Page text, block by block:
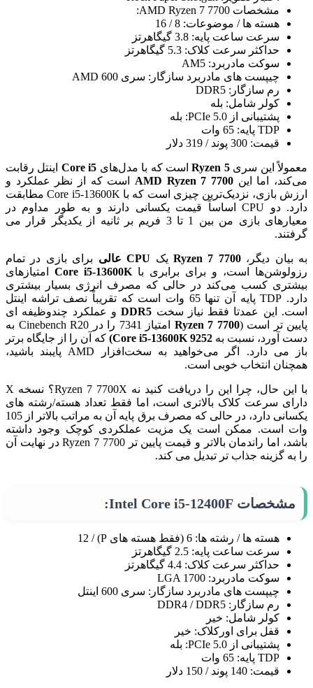
مشخصات AMD Ryzen 7 7700:
هسته ها / موضوعات: 8 / 16
سرعت ساعت پایه: 3.8 گیگاهرتز
حداکثر سرعت کلاک: 5.3 گیگاهرتز
سوکت مادربرد: AM5
چیپست های مادربرد سازگار: سری AMD 600
رم سازگار: DDR5
کولر شامل: بله
پشتیبانی از PCIe 5.0: بله
TDP پایه: 65 وات
قیمت: 300 پوند / 319 دلار
معمولاً این سری Ryzen 5 است که با مدل‌های
اینتل رقابت
می‌کند، اما این
است که از نظر عملکرد و
ارزش بازی، نزدیک‌ترین چیزی است که با Core i5-13600K مطابقت
دارد. دو CPU اساساً قیمت یکسانی دارند و به طور مداوم در
معیارهای بازی من بین 1 تا 3 فریم بر ثانیه از یکدیگر قرار می
گرفتند.
به بیان دیگر،Ryzen 7 7700 یک CPU عالی
برای بازی در تمام
رزولوشن‌ها است، و برای برابری با Core i5-13600K امتیازهای
بیشتری کسب می‌کند در حالی که مصرف انرژی بسیار بیشتری
دارد. TDP پایه آن تنها 65 وات است که تقریباً نصف تراشه اینتل
است. این عمدتا فقط نیاز سخت
و عملکرد چندوظیفه ای
پایین تر است (Ryzen 7 7700
امتیاز 7341 را در Cinebench R20 به
دست آورد، نسبت به Core i5-13600K 9252) که آن را از جایگاه برتر
باز می دارد. اگر می‌خواهید به سخت‌افزار AMD پایبند باشید،
همچنان انتخاب خوبی است.
با این حال، چرا این را دریافت کنید نه Ryzen 7 7700X؟ نسخه X
دارای سرعت کلاک بالاتری است، اما فقط تعداد هسته/رشته های
یکسانی دارد، در حالی که مصرف برق پایه آن به مراتب بالاتر از 105
وات است. ممکن است یک مزیت عملکردی کوچک وجود داشته
باشد، اما راندمان بالاتر و قیمت پایین تر Ryzen 7 7700 در نهایت آن
را به گزینه جذاب تر تبدیل می کند.
مشخصات Intel Core i5-12400F:
هسته ها / رشته ها: 6 (فقط هسته های P) / 12
سرعت ساعت پایه: 2.5 گیگاهرتز
حداکثر سرعت کلاک: 4.4 گیگاهرتز
سوکت مادربرد: LGA 1700
چیپست های مادربرد سازگار: سری 600 اینتل
رم سازگار: DDR4 / DDR5
کولر شامل: خیر
قفل برای اورکلاک: خیر
پشتیبانی از PCIe 5.0: بله
TDP پایه: 65 وات
قیمت: 140 پوند / 150 دلار